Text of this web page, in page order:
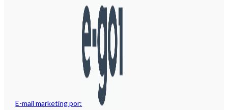
E-mail marketing por: